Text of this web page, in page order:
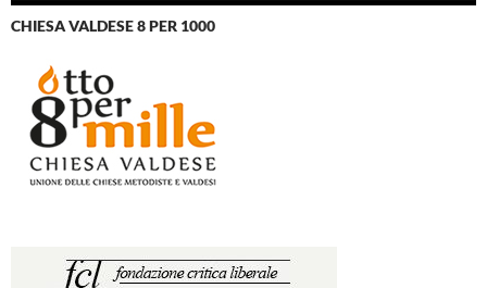
CHIESA VALDESE 8 PER 1000